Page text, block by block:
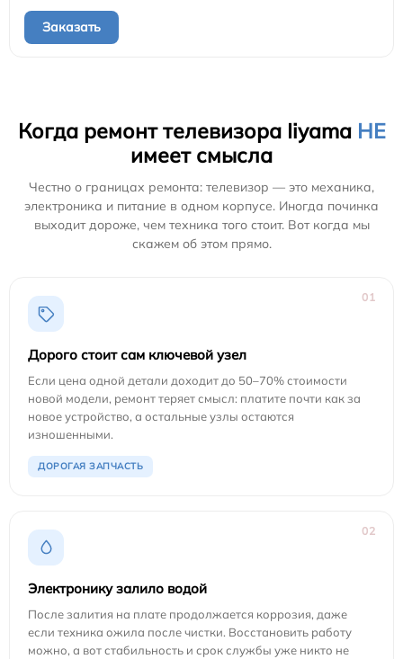
Заказать
Когда ремонт телевизора Iiyama НЕ
имеет смысла
Честно о границах ремонта: телевизор — это механика,
электроника и питание в одном корпусе. Иногда починка
выходит дороже, чем техника того стоит. Вот когда мы
скажем об этом прямо.
01
Дорого стоит сам ключевой узел
Если цена одной детали доходит до 50–70% стоимости
новой модели, ремонт теряет смысл: платите почти как за
новое устройство, а остальные узлы остаются
изношенными.
ДОРОГАЯ ЗАПЧАСТЬ
02
Электронику залило водой
После залития на плате продолжается коррозия, даже
если техника ожила после чистки. Восстановить работу
можно, а вот стабильность и срок службы уже никто не